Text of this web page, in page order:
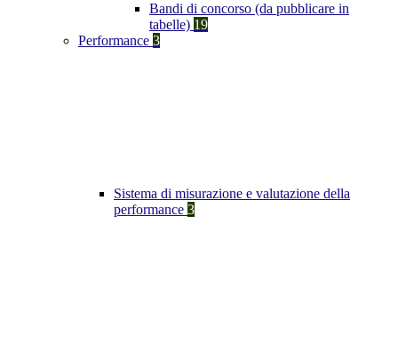
Bandi di concorso (da pubblicare in
tabelle) 19
Performance 3
Sistema di misurazione e valutazione della
performance 3